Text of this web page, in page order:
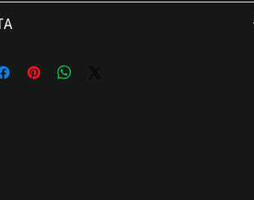
de interacción por usuario:
corporativos
experiencia es adaptable a un circuito de